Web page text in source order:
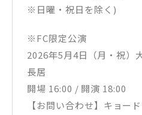
❺通常盤【Blu-ray】
～
UPXH-20156 ¥6,600（税
❻通常盤【2DVD】
MGA MAGICAL 10 YEARS
UPBH-20351/2 ¥6,600
※日曜・祝日を除く)
※FC限定公演
2026年5月4日（月・祝）
長居
開場 16:00 / 開演 18:00
【お問い合わせ】キョー